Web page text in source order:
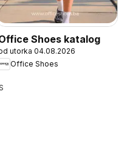
Shoes katalog
utorka 04.08.2026
Office Shoes